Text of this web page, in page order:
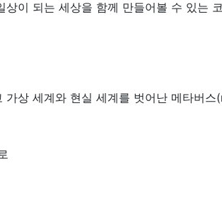
이 되는 세상을 함께 만들어볼 수 있는
상 세계와 현실 세계를 벗어난 메타버